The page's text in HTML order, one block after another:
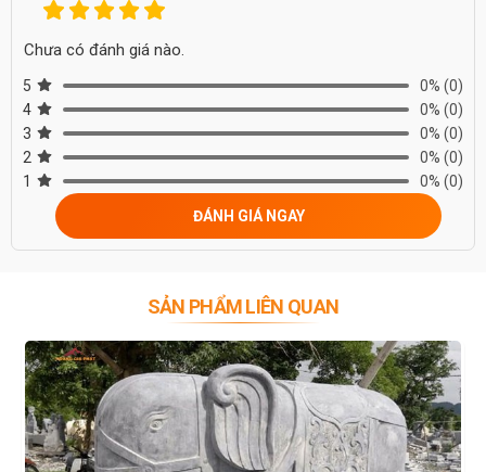
Chưa có đánh giá nào.
5 0% (0)
4
0% (0)
3
0% (0)
2
0% (0)
1
0% (0)
ĐÁNH GIÁ NGAY
SẢN PHẨM LIÊN QUAN